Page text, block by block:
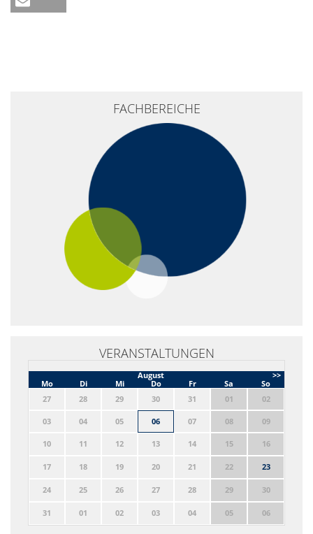
FACHBEREICHE
VERANSTALTUNGEN
>>
August
Mo
Di Mi Do Fr Sa
So
27
28 29 30 31 01 02
03 04 05 06 07 08 09
10 11 12 13 14 15 16
17 18 19 20 21 22 23
24 25 26 27 28 29 30
31 01 02 03 04 05 06